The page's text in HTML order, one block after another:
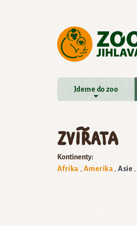
Jdeme do zoo
Zvířata
Kontinenty:
Afrika
Amerika Asie